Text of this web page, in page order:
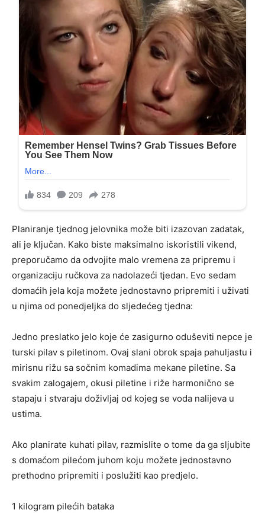
Planiranje tjednog jelovnika može biti izazovan zadatak,
ali je ključan. Kako biste maksimalno iskoristili vikend,
preporučamo da odvojite malo vremena za pripremu i
organizaciju ručkova za nadolazeći tjedan. Evo sedam
domaćih jela koja možete jednostavno pripremiti i uživati ​​
u njima od ponedjeljka do sljedećeg tjedna:
Jedno preslatko jelo koje će zasigurno oduševiti nepce je
turski pilav s piletinom. Ovaj slani obrok spaja pahuljastu i
mirisnu rižu sa sočnim komadima mekane piletine. Sa
svakim zalogajem, okusi piletine i riže harmonično se
stapaju i stvaraju doživljaj od kojeg se voda nalijeva u
ustima.
Ako planirate kuhati pilav, razmislite o tome da ga sljubite
s domaćom pilećom juhom koju možete jednostavno
prethodno pripremiti i poslužiti kao predjelo.
1 kilogram pilećih bataka